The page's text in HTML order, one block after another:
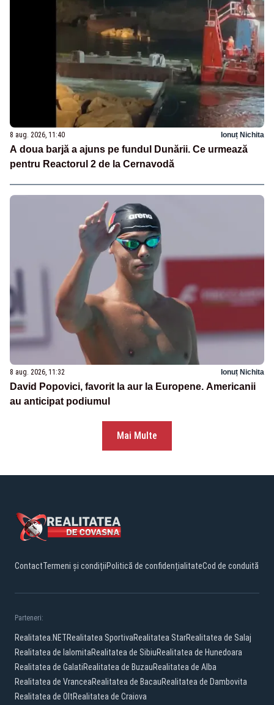
8 aug. 2026, 11:40 Ionuț Nichita
A doua barjă a ajuns pe fundul Dunării. Ce urmează
pentru Reactorul 2 de la Cernavodă
8 aug. 2026, 11:32 Ionuț Nichita
David Popovici, favorit la aur la Europene. Americanii
au anticipat podiumul
Mai Multe
ContactTermeni și condițiiPolitică de confidențialitateCod de conduită
Parteneri:
Realitatea.NETRealitatea SportivaRealitatea StarRealitatea de Salaj
Realitatea de IalomitaRealitatea de SibiuRealitatea de Hunedoara
Realitatea de GalatiRealitatea de BuzauRealitatea de Alba
Realitatea de VranceaRealitatea de BacauRealitatea de Dambovita
Realitatea de OltRealitatea de Craiova